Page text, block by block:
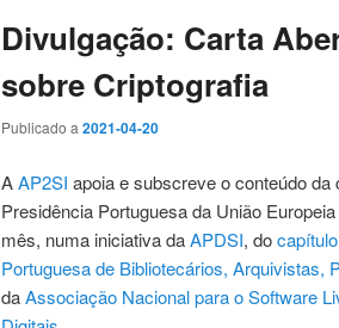
Divulgação: Carta
sobre Criptografia
Publicado a 2021-04-20
AAP2SI apoia e subscreve o conteúdo
Presidência Portuguesa da União
mês, numa iniciativa daAPDSI, do
Portuguesa de Bibliotecários, Arquivistas,
daAssociação Nacional para o Software